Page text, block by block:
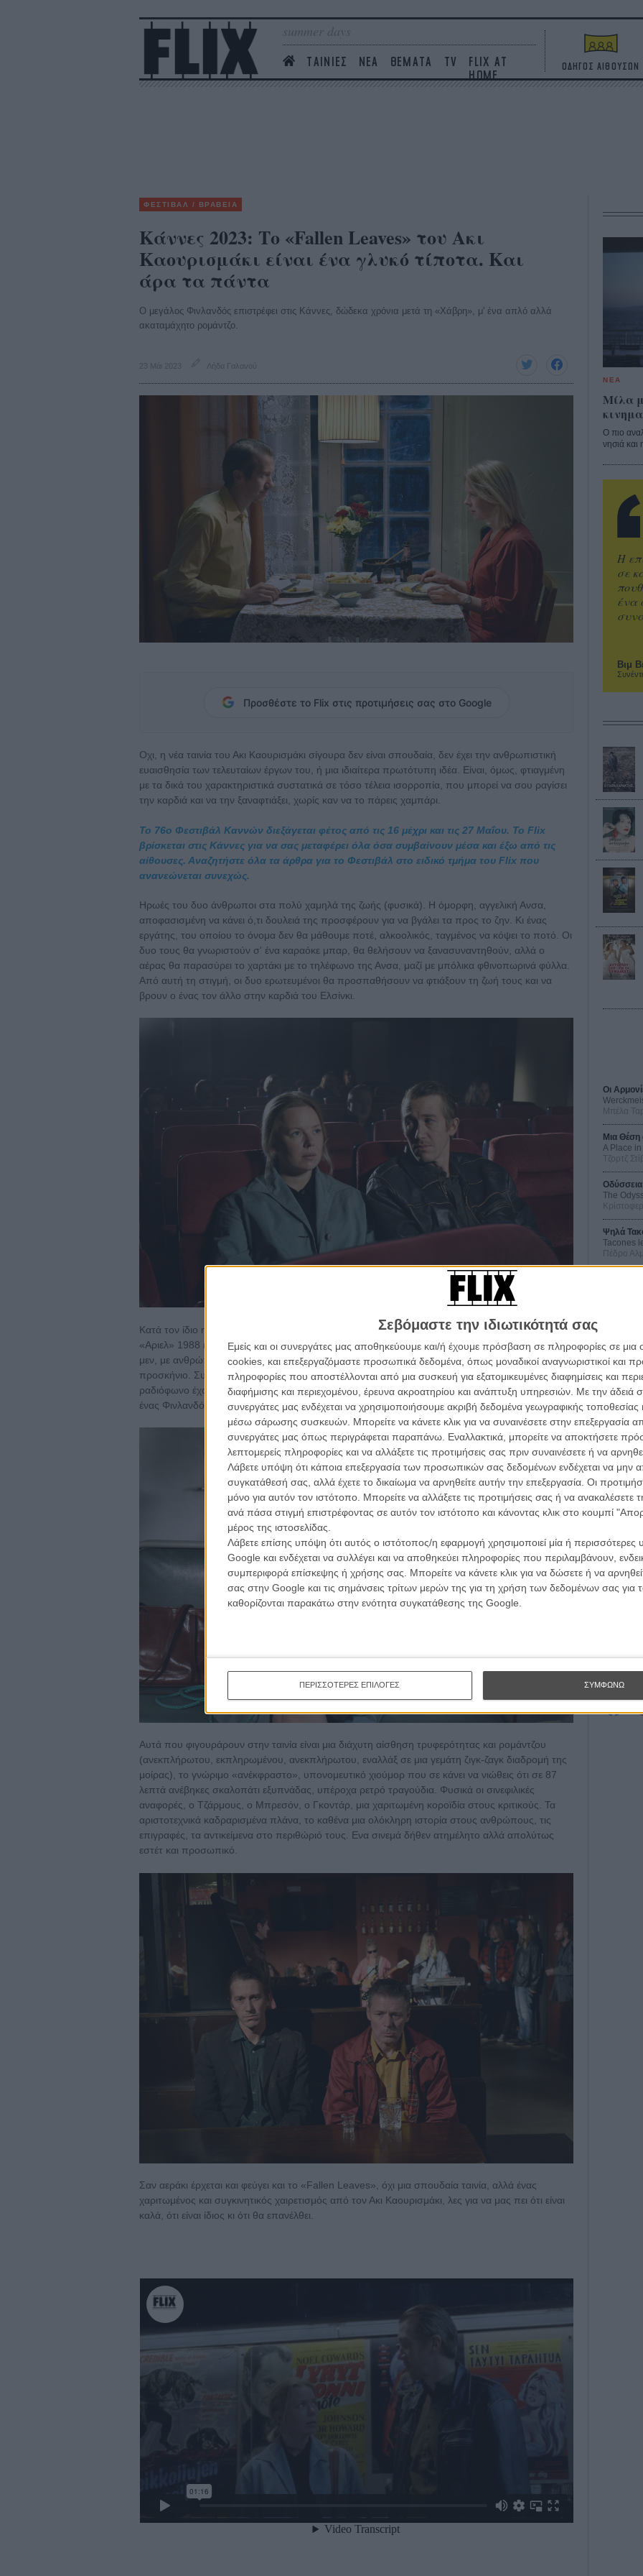
Σεβόμαστε την ιδιωτικότητά σας
Εμείς και οι συνεργάτες μας αποθηκεύουμε και/ή έχουμε πρόσβαση σε πληροφορίες σε
cookies, και επεξεργαζόμαστε προσωπικά δεδομένα, όπως μοναδικοί αναγνωριστικοί και
πληροφορίες που αποστέλλονται από μια συσκευή για εξατομικευμένες διαφημίσεις και
διαφήμισης και περιεχομένου, έρευνα ακροατηρίου και ανάπτυξη υπηρεσιών. Με την άδειά
συνεργάτες μας ενδέχεται να χρησιμοποιήσουμε ακριβή δεδομένα γεωγραφικής τοποθεσίας
μέσω σάρωσης συσκευών. Μπορείτε να κάνετε κλικ για να συναινέσετε στην επεξεργασία
συνεργάτες μας όπως περιγράφεται παραπάνω. Εναλλακτικά, μπορείτε να αποκτήσετε
λεπτομερείς πληροφορίες και να αλλάξετε τις προτιμήσεις σας πριν συναινέσετε ή να
Λάβετε υπόψη ότι κάποια επεξεργασία των προσωπικών σας δεδομένων ενδέχεται να μην
συγκατάθεσή σας, αλλά έχετε το δικαίωμα να αρνηθείτε αυτήν την επεξεργασία. Οι
μόνο για αυτόν τον ιστότοπο. Μπορείτε να αλλάξετε τις προτιμήσεις σας ή να ανακαλέσετε
ανά πάσα στιγμή επιστρέφοντας σε αυτόν τον ιστότοπο και κάνοντας κλικ στο κουμπί
μέρος της ιστοσελίδας.
Λάβετε επίσης υπόψη ότι αυτός ο ιστότοπος/η εφαρμογή χρησιμοποιεί μία ή περισσότερες
Google και ενδέχεται να συλλέγει και να αποθηκεύει πληροφορίες που περιλαμβάνουν,
συμπεριφορά επίσκεψης ή χρήσης σας. Μπορείτε να κάνετε κλικ για να δώσετε ή να
σας στην Google και τις σημάνσεις τρίτων μερών της για τη χρήση των δεδομένων σας
καθορίζονται παρακάτω στην ενότητα συγκατάθεσης της Google.
ΠΕΡΙΣΣΟΤΕΡΕΣ ΕΠΙΛΟΓΕΣ ΣΥΜΦΩΝΩ
summer days
ΤΑΙΝΙΕΣ ΝΕΑ ΘΕΜΑΤΑ TV
FLIX AT
HOME
ΟΔΗΓΟΣ ΑΙΘΟΥΣΩΝ
ΦΕΣΤΙΒΑΛ / ΒΡΑΒΕΙΑ
Κάννες 2023: Το «Fallen Leaves» του Ακι
Καουρισμάκι είναι ένα γλυκό τίποτα. Και
άρα τα πάντα
Ο μεγάλος Φινλανδός επιστρέφει στις Κάννες, δώδεκα χρόνια μετά τη «Χάβρη», μ' ένα απλό αλλά
ακαταμάχητο ρομάντζο.
23 Μάι 2023 Λήδα Γαλανού
Προσθέστε το Flix στις προτιμήσεις σας στο Google
Οχι, η νέα ταινία του Ακι Καουρισμάκι σίγουρα δεν είναι σπουδαία, δεν έχει την ανθρωπιστική
ευαισθησία των τελευταίων έργων του, ή μια ιδιαίτερα πρωτότυπη ιδέα. Είναι, όμως, φτιαγμένη
με τα δικά του χαρακτηριστικά συστατικά σε τόσο τέλεια ισορροπία, που μπορεί να σου ραγίσει
την καρδιά και να την ξαναφτιάξει, χωρίς καν να το πάρεις χαμπάρι.
Το 76ο Φεστιβάλ Καννών διεξάγεται φέτος από τις 16 μέχρι και τις 27 Μαΐου. Το Flix
βρίσκεται στις Κάννες για να σας μεταφέρει όλα όσα συμβαίνουν μέσα και έξω από τις
αίθουσες. Αναζητήστε όλα τα άρθρα για το Φεστιβάλ στο ειδικό τμήμα του Flix που
ανανεώνεται συνεχώς.
Ηρωές του δυο άνθρωποι στα πολύ χαμηλά της ζωής (φυσικά). Η όμορφη, αγγελική Ανσα,
αποφασισμένη να κάνει ό,τι δουλειά της προσφέρουν για να βγάλει τα προς το ζην. Κι ένας
εργάτης, του οποίου το όνομα δεν θα μάθουμε ποτέ, αλκοολικός, ταγμένος να κόψει το ποτό. Οι
δυο τους θα γνωριστούν σ' ένα καραόκε μπαρ, θα θελήσουν να ξανασυναντηθούν, αλλά ο
αέρας θα παρασύρει το χαρτάκι με το τηλέφωνο της Ανσα, μαζί με μπόλικα φθινοπωρινά φύλλα.
Από αυτή τη στιγμή, οι δυο ερωτευμένοι θα προσπαθήσουν να φτιάξουν τη ζωή τους και να
βρουν ο ένας τον άλλο στην καρδιά του Ελσίνκι.
Κατά τον ίδιο η συνέχεια της τριλογίας του Προλεταριάτου («Σκιές στον Παράδεισο» 1986,
«Αριελ» 1988 και «Η Γυναίκα με τα Σπίρτα» 1990), αυτή εδώ η σχεδόν κομεντί καταπιάνεται,
μεν, με ανθρώπους της χαμηλής εργατικής τάξης, αλλά ο πολιτικός λόγος δεν βρίσκεται στο
προσκήνιο. Συγκεκριμένα, βρίσκεται στο... παρασκήνιο, μια και διαρκώς τηλεόραση και
ραδιόφωνο έχουν ανταποκρίσεις από τον πόλεμο στην Ουκρανία (πώς θα γινόταν, άλλωστε,
ένας Φινλανδός να μην αναφερθεί στη ρωσική εισβολή).
Αυτά που φιγουράρουν στην ταινία είναι μια διάχυτη αίσθηση τρυφερότητας και ρομάντζου
(ανεκπλήρωτου, εκπληρωμένου, ανεκπλήρωτου, εναλλάξ σε μια γεμάτη ζιγκ-ζαγκ διαδρομή της
μοίρας), το γνώριμο «ανέκφραστο», υπονομευτικό χιούμορ που σε κάνει να νιώθεις ότι σε 87
λεπτά ανέβηκες σκαλοπάτι εξυπνάδας, υπέροχα ρετρό τραγούδια. Φυσικά οι σινεφιλικές
αναφορές, ο Τζάρμους, ο Μπρεσόν, ο Γκοντάρ, μια χαριτωμένη κοροϊδία στους κριτικούς. Τα
αριστοτεχνικά καδραρισμένα πλάνα, το καθένα μια ολόκληρη ιστορία στους ανθρώπους, τις
επιγραφές, τα αντικείμενα στο περιθώριό τους. Ενα σινεμά δήθεν ατημέλητο αλλά απολύτως
εστέτ και προσωπικό.
Σαν αεράκι έρχεται και φεύγει και το «Fallen Leaves», όχι μια σπουδαία ταινία, αλλά ένας
χαριτωμένος και συγκινητικός χαιρετισμός από τον Ακι Καουρισμάκι, λες για να μας πει ότι είναι
καλά, ότι είναι ίδιος κι ότι θα επανέλθει.
ΝΕΑ
Μίλα
Ο πιο
νησιά και
Βιμ
Η
σε
ένα
Οι
Μπέλα
Μια Θέση
A Place
Τζορτζ
Οδύσσεια
The
Ψηλά
Tacones
Πέδρο
Ο
10
τον
Θέλω